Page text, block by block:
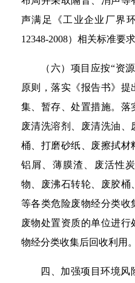
声满足《工业企业厂界
12348-2008）相关标准要求
（六）项目应按“资
原则，落实《报告书》
集、暂存、处置措施。落
废清洗溶剂、废清洗油
桶、打磨砂纸、废擦拭材
铝屑、薄膜渣、废活性
物、废沸石转轮、废胶桶
等各类危险废物经分类收
废物处置资质的单位进
物经分类收集后回收利用。
四、加强项目环境风